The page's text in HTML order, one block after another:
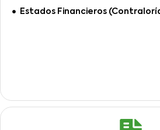
Estados Financieros